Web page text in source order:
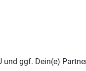
und ggf. Dein(e)